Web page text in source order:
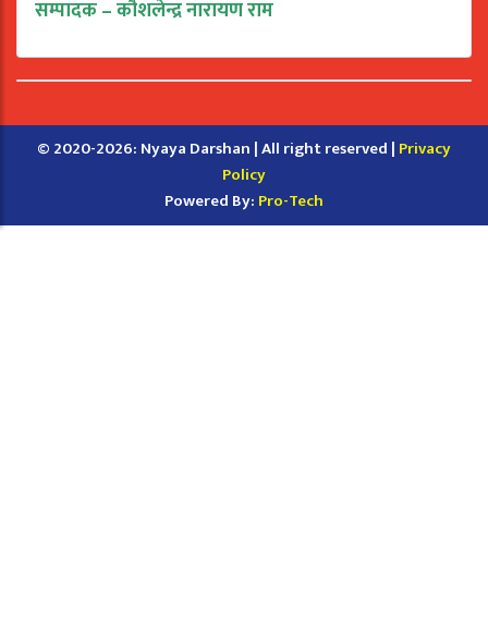
सम्पादक – कौशलेन्द्र नारायण राम
© 2020-2026: Nyaya Darshan | All right reserved | Privacy
Policy
Powered By: Pro-Tech